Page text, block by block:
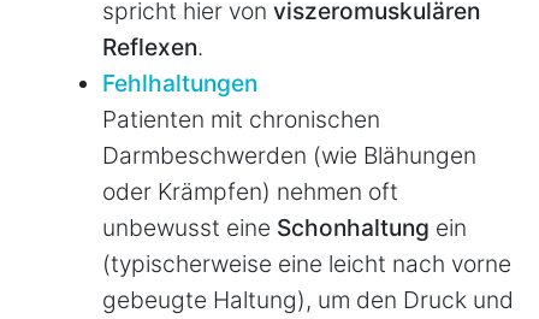
spricht hier von viszeromuskulären
Reflexen.
Fehlhaltungen
Patienten mit chronischen
Darmbeschwerden (wie Blähungen
oder Krämpfen) nehmen oft
unbewusst eine Schonhaltung ein
(typischerweise eine leicht nach vorne
gebeugte Haltung), um den Druck und